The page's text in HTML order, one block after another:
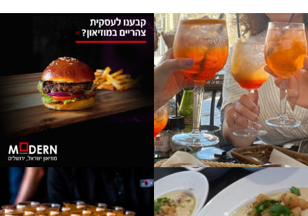
לפתיחת
התמונה
+
לפתיחת
התמונה
בגדול
-
+
לפתיחת
בגדול
לפתיחת
התמונה
בגדול